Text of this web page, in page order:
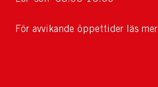
För avvikande öppettider läs mer